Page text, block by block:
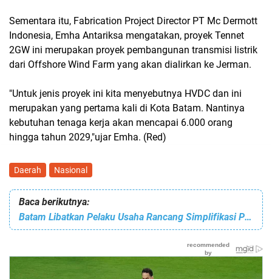
Sementara itu, Fabrication Project Director PT Mc Dermott
Indonesia, Emha Antariksa mengatakan, proyek Tennet
2GW ini merupakan proyek pembangunan transmisi listrik
dari Offshore Wind Farm yang akan dialirkan ke Jerman.
"Untuk jenis proyek ini kita menyebutnya HVDC dan ini
merupakan yang pertama kali di Kota Batam. Nantinya
kebutuhan tenaga kerja akan mencapai 6.000 orang
hingga tahun 2029,"ujar Emha. (Red)
Daerah Nasional
Baca berikutnya:
Batam Libatkan Pelaku Usaha Rancang Simplifikasi Perizinan